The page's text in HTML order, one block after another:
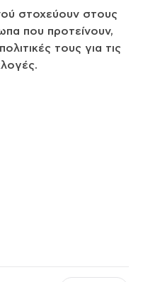
στοχεύουν στους
που προτείνουν,
τους για τις